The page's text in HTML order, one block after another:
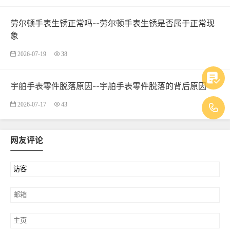
劳尔顿手表生锈正常吗--劳尔顿手表生锈是否属于正常现
象
2026-07-19 38
宇舶手表零件脱落原因--宇舶手表零件脱落的背后原因
2026-07-17 43
网友评论